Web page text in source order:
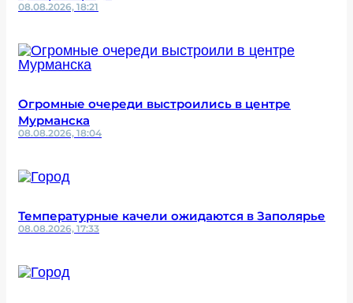
08.08.2026, 18:21
Огромные очереди выстроились в центре
Мурманска
08.08.2026, 18:04
Температурные качели ожидаются в Заполярье
08.08.2026, 17:33